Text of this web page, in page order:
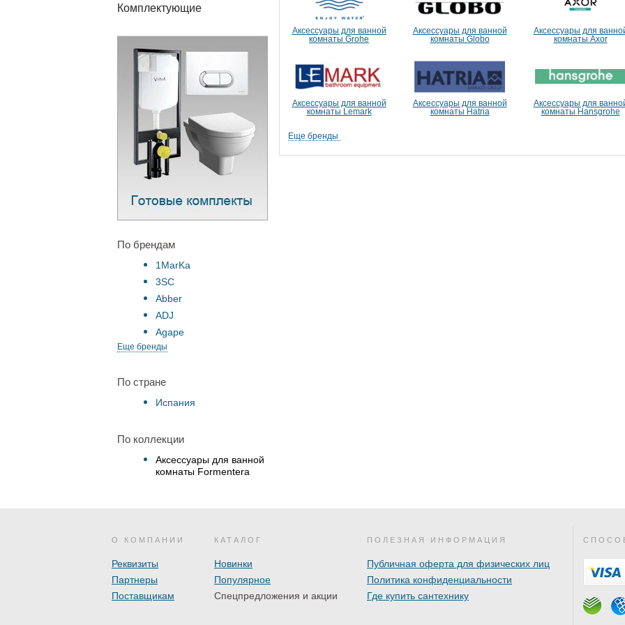
Комплектующие
По брендам
1MarKa
3SC
Abber
ADJ
Agape
Еще бренды
По стране
Испания
По коллекции
Аксессуары для ванной
комнаты Formentera
Аксессуары для ванной
комнаты Grohe
Аксессуары для ванной
комнаты Globo
Аксессуары для
комнаты Axor
Аксессуары для ванной
комнаты Lemark
Аксессуары для ванной
комнаты Hatria
Аксессуары для
комнаты Hansgrohe
Еще бренды
О КОМПАНИИ
Реквизиты
Партнеры
Поставщикам
КАТАЛОГ
Новинки
Популярное
Спецпредложения и акции
ПОЛЕЗНАЯ ИНФОРМАЦИЯ
Публичная оферта для физических лиц
Политика конфиденциальности
Где купить сантехнику